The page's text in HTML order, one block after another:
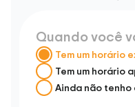
Quando você
Tem um horário
Tem um horário
Ainda não